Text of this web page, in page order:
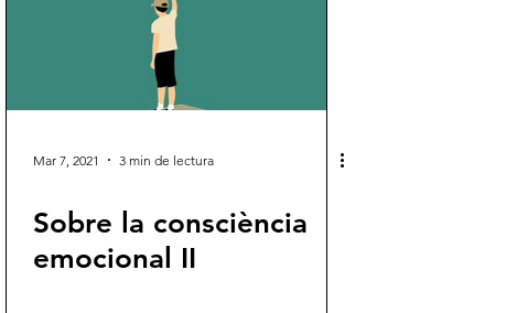
Mar 7, 2021 3 min de lectura
Sobre la consciència
emocional II